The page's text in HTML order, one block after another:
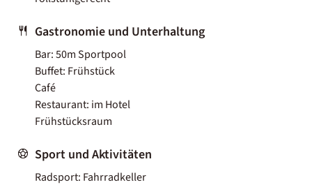
Gastronomie und Unterhaltung
Bar: 50m Sportpool
Buffet: Frühstück
Café
Restaurant: im Hotel
Frühstücksraum
Sport und Aktivitäten
Radsport: Fahrradkeller